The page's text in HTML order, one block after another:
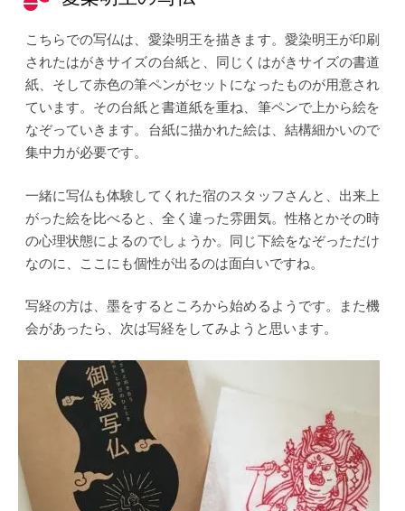
こちらでの写仏は、愛染明王を描きます。愛染明王が印刷
されたはがきサイズの台紙と、同じくはがきサイズの書道
紙、そして赤色の筆ペンがセットになったものが用意され
ています。その台紙と書道紙を重ね、筆ペンで上から絵を
なぞっていきます。台紙に描かれた絵は、結構細かいので
集中力が必要です。
一緒に写仏も体験してくれた宿のスタッフさんと、出来上
がった絵を比べると、全く違った雰囲気。性格とかその時
の心理状態によるのでしょうか。同じ下絵をなぞっただけ
なのに、ここにも個性が出るのは面白いですね。
写経の方は、墨をするところから始めるようです。また機
会があったら、次は写経をしてみようと思います。